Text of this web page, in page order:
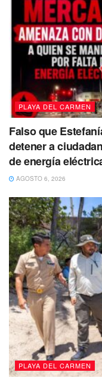
PLAYA DEL CARMEN
Falso que
detener a
de energía
AGOSTO 6, 2026
PLAYA DEL CARMEN